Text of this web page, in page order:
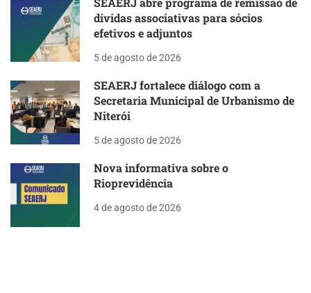
dívidas associativas para sócios
efetivos e adjuntos
5 de agosto de 2026
SEAERJ fortalece diálogo com a
Secretaria Municipal de Urbanismo de
Niterói
5 de agosto de 2026
Nova informativa sobre o
Rioprevidência
4 de agosto de 2026